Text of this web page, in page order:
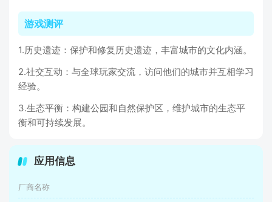
游戏测评
1.历史遗迹：保护和修复历史遗迹，丰富城市的文化内涵。
2.社交互动：与全球玩家交流，访问他们的城市并互相学习
经验。
3.生态平衡：构建公园和自然保护区，维护城市的生态平
衡和可持续发展。
应用信息
厂商名称